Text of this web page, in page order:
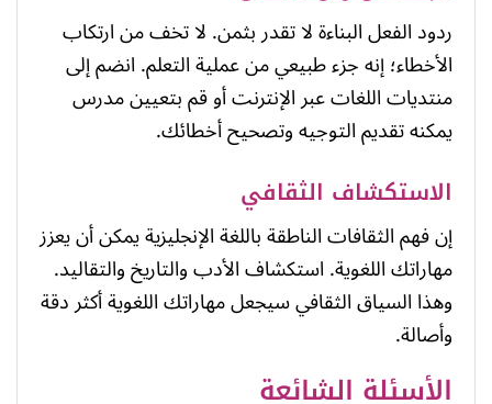
ردود الفعل البناءة لا تقدر بثمن. لا تخف من ارتكاب
الأخطاء؛ إنه جزء طبيعي من عملية التعلم. انضم إلى
منتديات اللغات عبر الإنترنت أو قم بتعيين مدرس
يمكنه تقديم التوجيه وتصحيح أخطائك.
الاستكشاف الثقافي
إن فهم الثقافات الناطقة باللغة الإنجليزية يمكن أن يعزز
مهاراتك اللغوية. استكشاف الأدب والتاريخ والتقاليد.
وهذا السياق الثقافي سيجعل مهاراتك اللغوية أكثر دقة
وأصالة.
الأسئلة الشائعة